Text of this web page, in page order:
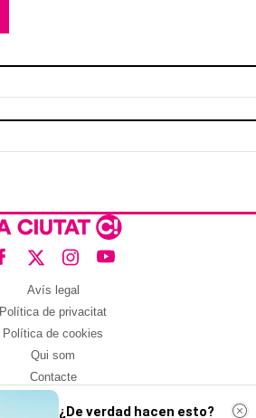
Avís legal
Política de privacitat
Política de cookies
Qui som
Contacte
Xarxes socials
¿De verdad hacen esto?